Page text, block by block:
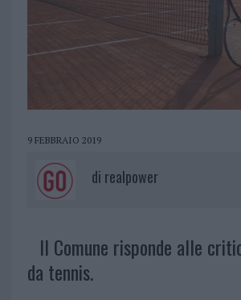
9 FEBBRAIO 2019
di realpower
Il Comune risponde alle
da tennis.